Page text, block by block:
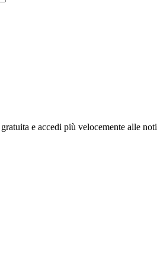
e accedi più velocemente alle